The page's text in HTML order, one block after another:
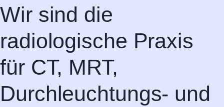
Wir sind die
radiologische Praxis
für CT, MRT,
Durchleuchtungs- und